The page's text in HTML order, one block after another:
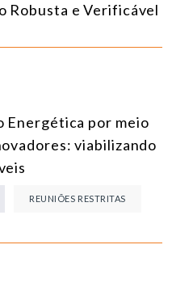
Robusta e Verificável
Energética por meio
viabilizando
REUNIÕES RESTRITAS